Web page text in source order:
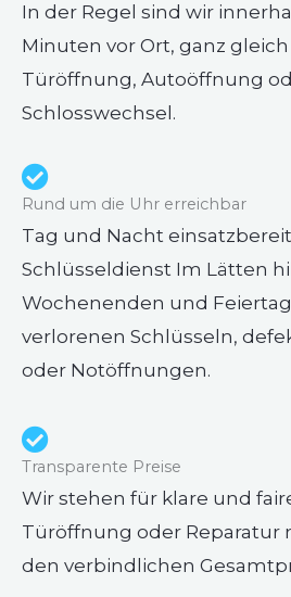
In der Regel sind wir
Minuten vor Ort, ganz
Türöffnung, Autoöffnung
Schlosswechsel.
Rund um die Uhr erreichbar
Tag und Nacht
Schlüsseldienst Im Lätten
Wochenenden und
verlorenen Schlüsseln,
oder Notöffnungen.
Transparente Preise
Wir stehen für klare und
Türöffnung oder Reparatur
den verbindlichen